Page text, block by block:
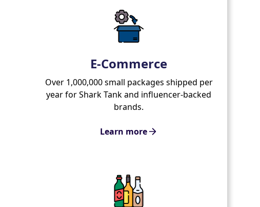
E-Commerce
Over 1,000,000 small packages shipped per
year for Shark Tank and influencer-backed
brands.
Learn more